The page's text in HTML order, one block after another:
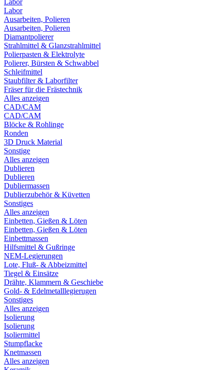
Labor
Labor
Ausarbeiten, Polieren
Ausarbeiten, Polieren
Diamantpolierer
Strahlmittel & Glanzstrahlmittel
Polierpasten & Elektrolyte
Polierer, Bürsten & Schwabbel
Schleifmittel
Staubfilter & Laborfilter
Fräser für die Frästechnik
Alles anzeigen
CAD/CAM
CAD/CAM
Blöcke & Rohlinge
Ronden
3D Druck Material
Sonstige
Alles anzeigen
Dublieren
Dublieren
Dubliermassen
Dublierzubehör & Küvetten
Sonstiges
Alles anzeigen
Einbetten, Gießen & Löten
Einbetten, Gießen & Löten
Einbettmassen
Hilfsmittel & Gußringe
NEM-Legierungen
Lote, Fluß- & Abbeizmittel
Tiegel & Einsätze
Drähte, Klammern & Geschiebe
Gold- & Edelmetalllegierugen
Sonstiges
Alles anzeigen
Isolierung
Isolierung
Isoliermittel
Stumpflacke
Knetmassen
Alles anzeigen